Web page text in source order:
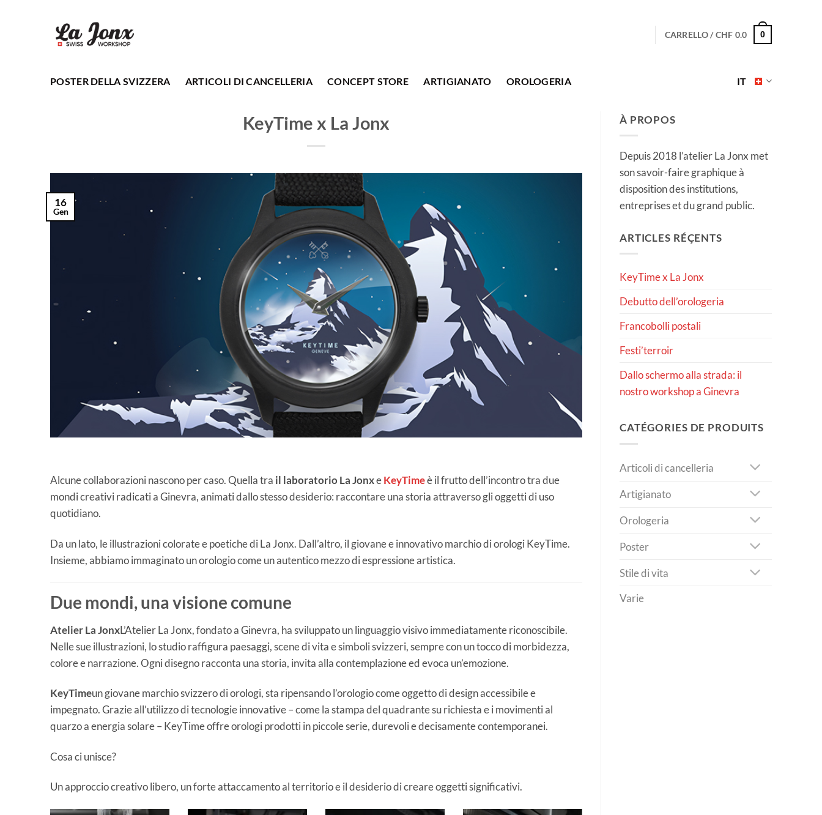
CARRELLO /CHF 0.0 0
POSTER DELLA SVIZZERA ARTICOLI DI CANCELLERIA CONCEPT STORE ARTIGIANATO OROLOGERIA IT
KeyTime x La Jonx
16
Gen
Alcune collaborazioni nascono per caso. Quella tra il laboratorio La JonxeKeyTimeè il frutto dell’incontro tra due
mondi creativi radicati a Ginevra, animati dallo stesso desiderio: raccontare una storia attraverso gli oggetti di uso
quotidiano.
Da un lato, le illustrazioni colorate e poetiche di La Jonx. Dall’altro, il giovane e innovativo marchio di orologi KeyTime.
Insieme, abbiamo immaginato un orologio come un autentico mezzo di espressione artistica.
Due mondi, una visione comune
Atelier La JonxL’Atelier La Jonx, fondato a Ginevra, ha sviluppato un linguaggio visivo immediatamente riconoscibile.
Nelle sue illustrazioni, lo studio raffigura paesaggi, scene di vita e simboli svizzeri, sempre con un tocco di morbidezza,
colore e narrazione. Ogni disegno racconta una storia, invita alla contemplazione ed evoca un’emozione.
KeyTimeun giovane marchio svizzero di orologi, sta ripensando l’orologio come oggetto di design accessibile e
impegnato. Grazie all’utilizzo di tecnologie innovative – come la stampa del quadrante su richiesta e i movimenti al
quarzo a energia solare – KeyTime offre orologi prodotti in piccole serie, durevoli e decisamente contemporanei.
Cosa ci unisce?
Un approccio creativo libero, un forte attaccamento al territorio e il desiderio di creare oggetti significativi.
À PROPOS
Depuis 2018 l’atelier La Jonx met
son savoir-faire graphique à
disposition des institutions,
entreprises et du grand public.
ARTICLES RÉÇENTS
KeyTime x La Jonx
Debutto dell’orologeria
Francobolli postali
Festi’terroir
Dallo schermo alla strada: il
nostro workshop a Ginevra
CATÉGORIES DE PRODUITS
Articoli di cancelleria
Artigianato
Orologeria
Poster
Stile di vita
Varie